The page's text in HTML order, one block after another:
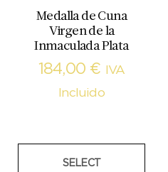
Medalla de Cuna
Virgen de la
Inmaculada Plata
184,00 €
IVA
Incluido
SELECT